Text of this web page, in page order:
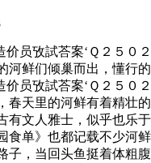
价员攷試荅案‘Ｑ２５
河鲜们倾巢而出，懂行
价员攷試荅案‘Ｑ２５
春天里的河鲜有着精壮
有文人雅士，似乎也乐
食单》也都记载不少河
子，当回头鱼挺着体粗